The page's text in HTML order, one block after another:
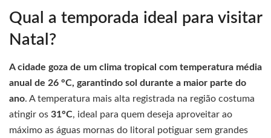
Qual a temporada ideal para visitar
Natal?
A cidade goza de um clima tropical com temperatura média
anual de 26 °C, garantindo sol durante a maior parte do
ano. A temperatura mais alta registrada na região costuma
atingir os 31°C, ideal para quem deseja aproveitar ao
máximo as águas mornas do litoral potiguar sem grandes